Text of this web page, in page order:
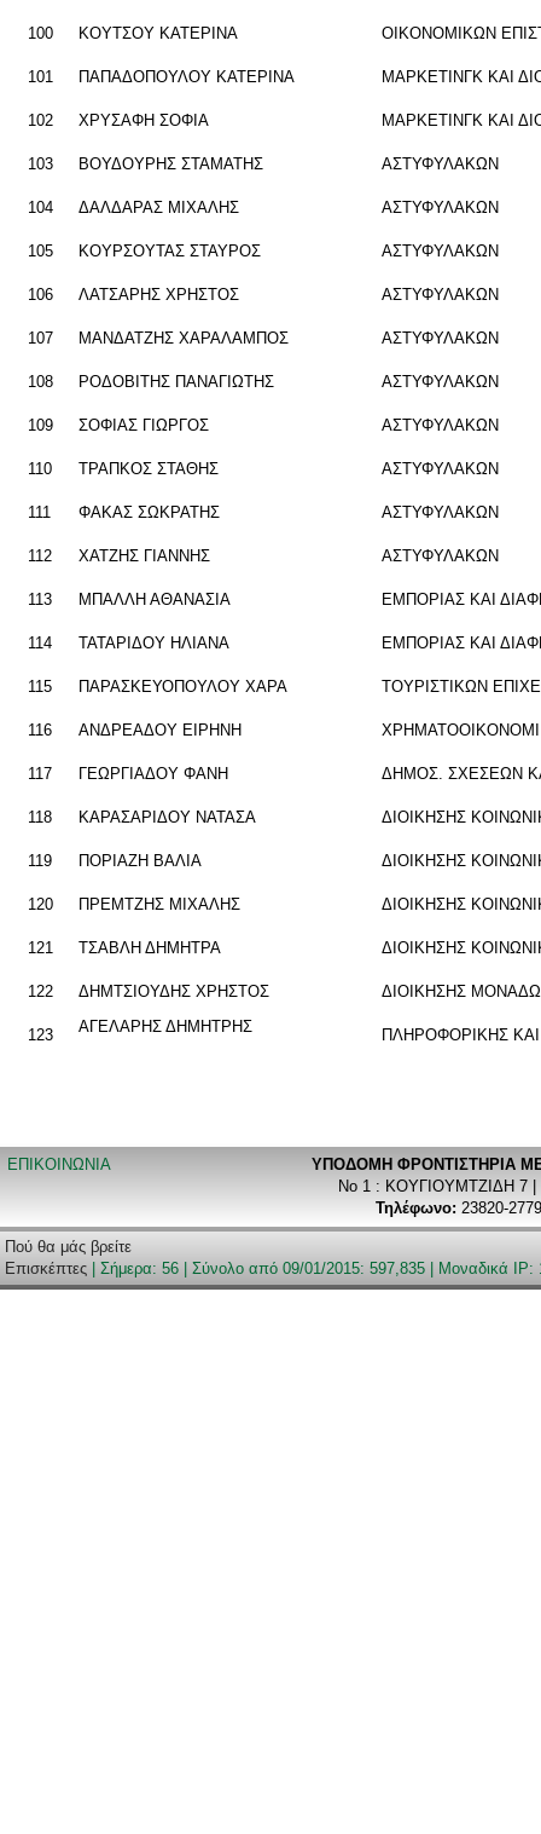
100 ΚΟΥ­ΤΣΟΥ ΚΑ­ΤΕ­ΡΙ­ΝΑ ΟΙ­ΚΟ­ΝΟ­ΜΙ­ΚΩΝ
101 ΠΑ­ΠΑ­ΔΟ­ΠΟΥ­ΛΟΥ ΚΑ­ΤΕ­ΡΙ­ΝΑ ΜΑΡ­ΚΕ­ΤΙΝΓΚ ΚΑΙ
102 ΧΡΥ­ΣΑ­ΦΗ ΣΟΦΙΑ ΜΑΡ­ΚΕ­ΤΙΝΓΚ ΚΑΙ
103 ΒΟΥ­ΔΟΥ­ΡΗΣ ΣΤΑ­ΜΑ­ΤΗΣ ΑΣΤΥ­ΦΥ­ΛΑ­ΚΩΝ
104 ΔΑΛ­ΔΑ­ΡΑΣ ΜΙ­ΧΑ­ΛΗΣ ΑΣΤΥ­ΦΥ­ΛΑ­ΚΩΝ
105 ΚΟΥΡ­ΣΟΥ­ΤΑΣ ΣΤΑΥ­ΡΟΣ ΑΣΤΥ­ΦΥ­ΛΑ­ΚΩΝ
106 ΛΑ­ΤΣΑ­ΡΗΣ ΧΡΗ­ΣΤΟΣ ΑΣΤΥ­ΦΥ­ΛΑ­ΚΩΝ
107 ΜΑΝ­ΔΑ­ΤΖΗΣ ΧΑ­ΡΑ­ΛΑ­ΜΠΟΣ ΑΣΤΥ­ΦΥ­ΛΑ­ΚΩΝ
108 ΡΟ­ΔΟ­ΒΙ­ΤΗΣ ΠΑ­ΝΑ­ΓΙΩ­ΤΗΣ ΑΣΤΥ­ΦΥ­ΛΑ­ΚΩΝ
109 ΣΟ­ΦΙΑΣ ΓΙΩΡ­ΓΟΣ ΑΣΤΥ­ΦΥ­ΛΑ­ΚΩΝ
110 ΤΡΑΠ­ΚΟΣ ΣΤΑ­ΘΗΣ ΑΣΤΥ­ΦΥ­ΛΑ­ΚΩΝ
111 ΦΑΚΑΣ ΣΩ­ΚΡΑ­ΤΗΣ ΑΣΤΥ­ΦΥ­ΛΑ­ΚΩΝ
112 ΧΑ­ΤΖΗΣ ΓΙΑΝ­ΝΗΣ ΑΣΤΥ­ΦΥ­ΛΑ­ΚΩΝ
113 ΜΠΑΛ­ΛΗ ΑΘΑ­ΝΑ­ΣΙΑ ΕΜΠΟ­ΡΙΑΣ ΚΑΙ
114 ΤΑ­ΤΑ­ΡΙ­ΔΟΥ ΗΛΙΑ­ΝΑ ΕΜΠΟ­ΡΙΑΣ ΚΑΙ
115 ΠΑ­ΡΑ­ΣΚΕΥΟ­ΠΟΥ­ΛΟΥ ΧΑΡΑ ΤΟΥ­ΡΙ­ΣΤΙ­ΚΩΝ
116 ΑΝ­ΔΡΕ­Α­ΔΟΥ ΕΙ­ΡΗ­ΝΗ
117 ΓΕ­ΩΡ­ΓΙΑ­ΔΟΥ ΦΑΝΗ ΔΗΜΟΣ. ΣΧΕ­ΣΕ­ΩΝ
118 ΚΑ­ΡΑ­ΣΑ­ΡΙ­ΔΟΥ ΝΑ­ΤΑ­ΣΑ ΔΙΟΙ­ΚΗ­ΣΗΣ
119 ΠΟ­ΡΙΑ­ΖΗ ΒΑΛΙΑ ΔΙΟΙ­ΚΗ­ΣΗΣ
120 ΠΡΕΜ­ΤΖΗΣ ΜΙ­ΧΑ­ΛΗΣ ΔΙΟΙ­ΚΗ­ΣΗΣ
121 ΤΣΑ­ΒΛΗ ΔΗ­ΜΗ­ΤΡΑ ΔΙΟΙ­ΚΗ­ΣΗΣ
122 ΔΗΜ­ΤΣΙΟΥ­ΔΗΣ ΧΡΗ­ΣΤΟΣ ΔΙΟΙ­ΚΗ­ΣΗΣ
123 ΑΓΕ­ΛΑ­ΡΗΣ ΔΗ­ΜΗ­ΤΡΗΣ ΠΛΗ­ΡΟ­ΦΟ­ΡΙ­ΚΗΣ
ΕΠΙΚΟΙΝΩΝΙΑ
ΥΠΟΔΟΜΗ ΦΡΟΝΤΙΣΤΗΡΙA
Νο 1 : ΚΟΥΓΙΟΥΜΤΖΙΔΗ 7
Τηλέφωνο: 23820-
Πού θα μάς βρείτε
Επισκέπτες | Σήμερα: 56 | Σύνολο από 09/01/2015: 597,835 | Μοναδικά IP: